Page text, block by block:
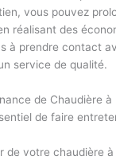
vous pouvez
réalisant des
à prendre contact
service de qualité.
de Chaudière à
de faire
de votre chaudière